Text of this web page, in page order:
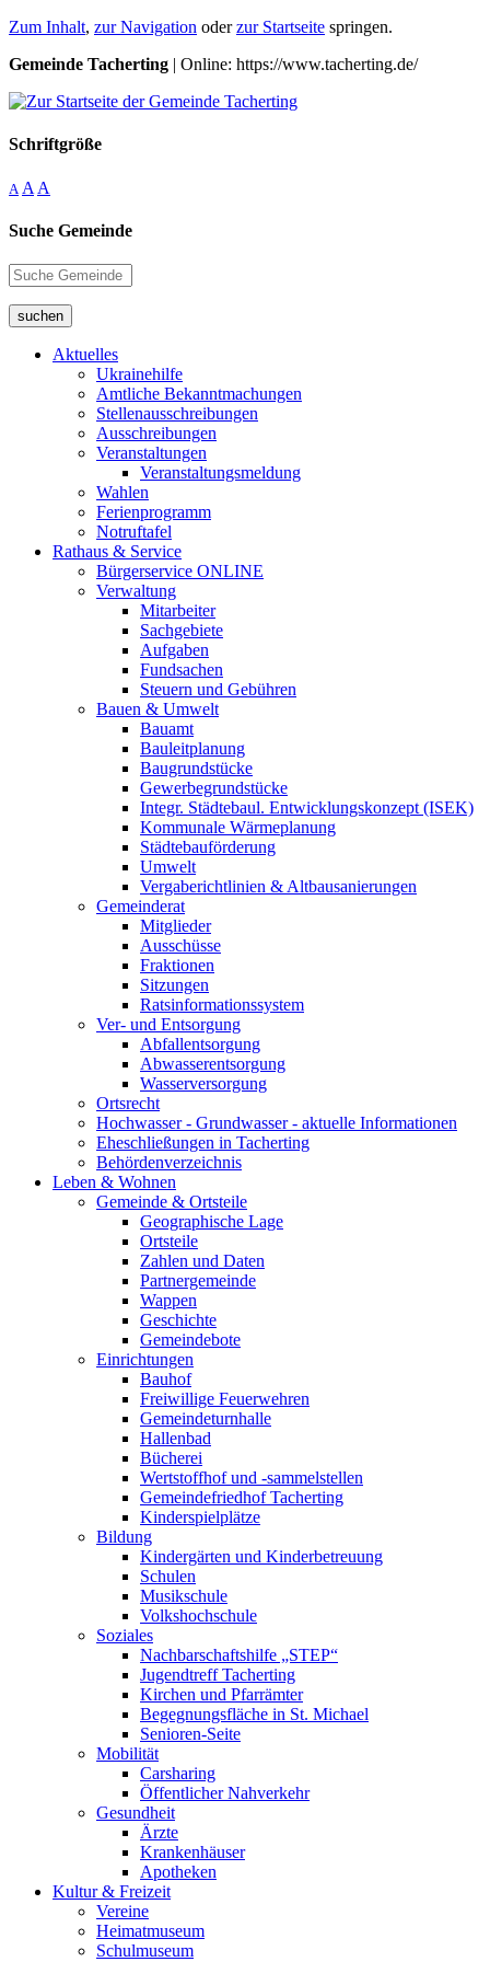
Zum Inhalt, zur Navigation oderzur Startseite springen.
Gemeinde Tacherting | Online: https://www.tacherting.de/
Schriftgröße
A A A
Suche Gemeinde
suchen
Aktuelles
Ukrainehilfe
Amtliche Bekanntmachungen
Stellenausschreibungen
Ausschreibungen
Veranstaltungen
Veranstaltungsmeldung
Wahlen
Ferienprogramm
Notruftafel
Rathaus & Service
Bürgerservice ONLINE
Verwaltung
Mitarbeiter
Sachgebiete
Aufgaben
Fundsachen
Steuern und Gebühren
Bauen & Umwelt
Bauamt
Bauleitplanung
Baugrundstücke
Gewerbegrundstücke
Integr. Städtebaul. Entwicklungskonzept (ISEK)
Kommunale Wärmeplanung
Städtebauförderung
Umwelt
Vergaberichtlinien & Altbausanierungen
Gemeinderat
Mitglieder
Ausschüsse
Fraktionen
Sitzungen
Ratsinformationssystem
Ver- und Entsorgung
Abfallentsorgung
Abwasserentsorgung
Wasserversorgung
Ortsrecht
Hochwasser - Grundwasser - aktuelle Informationen
Eheschließungen in Tacherting
Behördenverzeichnis
Leben & Wohnen
Gemeinde & Ortsteile
Geographische Lage
Ortsteile
Zahlen und Daten
Partnergemeinde
Wappen
Geschichte
Gemeindebote
Einrichtungen
Bauhof
Freiwillige Feuerwehren
Gemeindeturnhalle
Hallenbad
Bücherei
Wertstoffhof und -sammelstellen
Gemeindefriedhof Tacherting
Kinderspielplätze
Bildung
Kindergärten und Kinderbetreuung
Schulen
Musikschule
Volkshochschule
Soziales
Nachbarschaftshilfe „STEP“
Jugendtreff Tacherting
Kirchen und Pfarrämter
Begegnungsfläche in St. Michael
Senioren-Seite
Mobilität
Carsharing
Öffentlicher Nahverkehr
Gesundheit
Ärzte
Krankenhäuser
Apotheken
Kultur & Freizeit
Vereine
Heimatmuseum
Schulmuseum